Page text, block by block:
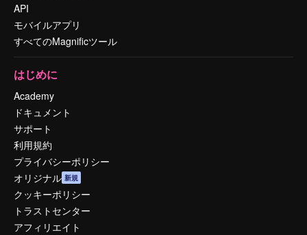
API
モバイルアプリ
すべてのMagnificツール
はじめに
Academy
ドキュメント
サポート
利用規約
プライバシーポリシー
オリジナル 新規
クッキーポリシー
トラストセンター
アフィリエイト